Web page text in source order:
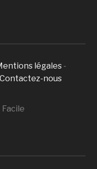
légales -
Contactez-nous